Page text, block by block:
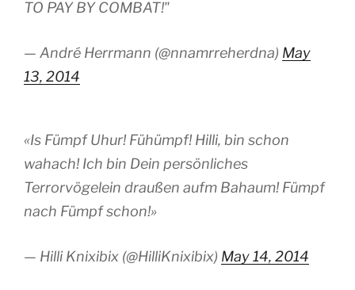
TO PAY BY COMBAT!"
— André Herrmann (@nnamrreherdna) May
13, 2014
«Is Fümpf Uhur! Fühümpf! Hilli, bin schon
wahach! Ich bin Dein persönliches
Terrorvögelein draußen aufm Bahaum! Fümpf
nach Fümpf schon!»
— Hilli Knixibix (@HilliKnixibix) May 14, 2014